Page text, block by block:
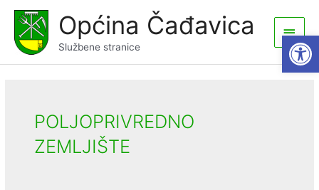
content
Općina Čađavica
Službene stranice
Main
Menu
POLJOPRIVREDNO
ZEMLJIŠTE